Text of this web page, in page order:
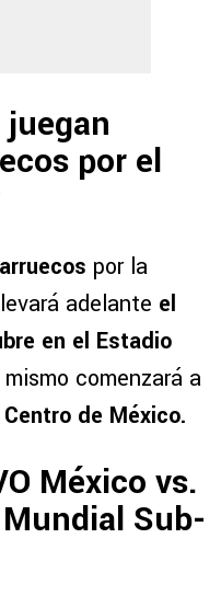
por el
por la
adelante el
en el Estadio
mismo comenzará a
de México.
México vs.
Sub-